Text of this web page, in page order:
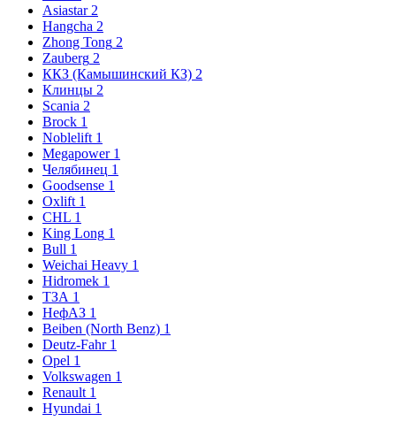
Asiastar 2
Hangcha 2
Zhong Tong 2
Zauberg 2
ККЗ (Камышинский КЗ) 2
Клинцы 2
Scania 2
Brock 1
Noblelift 1
Megapower 1
Челябинец 1
Goodsense 1
Oxlift 1
CHL 1
King Long 1
Bull 1
Weichai Heavy 1
Hidromek 1
ТЗА 1
НефАЗ 1
Beiben (North Benz) 1
Deutz-Fahr 1
Opel 1
Volkswagen 1
Renault 1
Hyundai 1